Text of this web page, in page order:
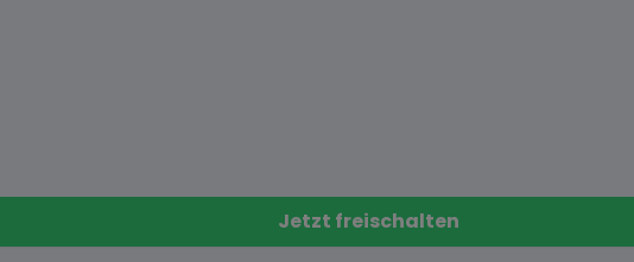
Jetzt freischalten